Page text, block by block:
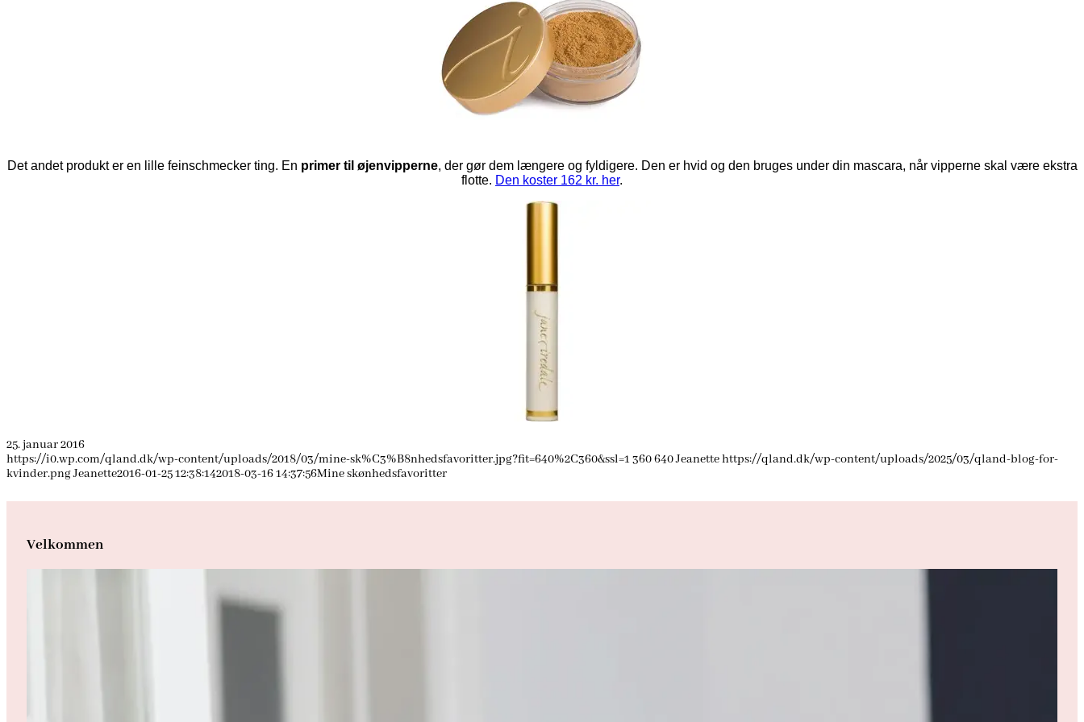
Det andet produkt er en lille feinschmecker ting. En primer til øjenvipperne, der gør dem længere og fyldigere. Den er hvid og den bruges under din mascara, når vipperne skal være ekstra
flotte. Den koster 162 kr. her.
25. januar 2016
https://i0.wp.com/qland.dk/wp-content/uploads/2018/03/mine-sk%C3%B8nhedsfavoritter.jpg?fit=640%2C360&ssl=1 360640Jeanettehttps://qland.dk/wp-content/uploads/2025/03/qland-blog-for-
kvinder.pngJeanette2016-01-25 12:38:142018-03-16 14:37:56Mine skønhedsfavoritter
Velkommen